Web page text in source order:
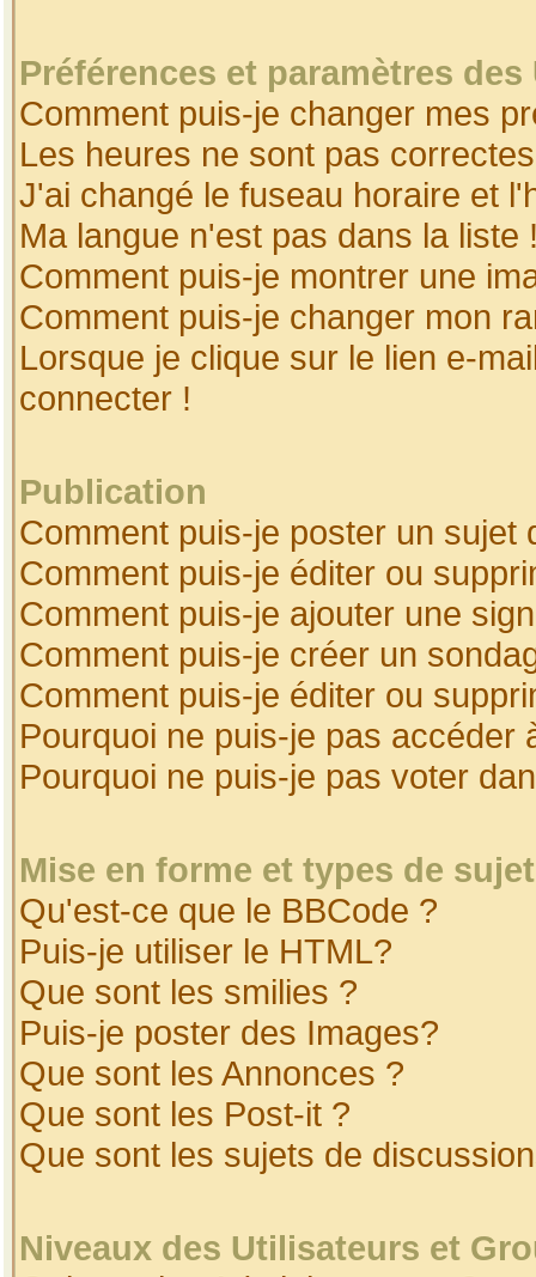
Préférences et paramètres
Comment puis-je changer mes
Les heures ne sont pas
J'ai changé le fuseau horaire et
Ma langue n'est pas dans la liste
Comment puis-je montrer une
Comment puis-je changer mon
Lorsque je clique sur le lien e-
connecter !
Publication
Comment puis-je poster un sujet
Comment puis-je éditer ou
Comment puis-je ajouter une
Comment puis-je créer un
Comment puis-je éditer ou
Pourquoi ne puis-je pas accéder
Pourquoi ne puis-je pas voter
Mise en forme et types de
Qu'est-ce que le BBCode ?
Puis-je utiliser le HTML?
Que sont les smilies ?
Puis-je poster des Images?
Que sont les Annonces ?
Que sont les Post-it ?
Que sont les sujets de
Niveaux des Utilisateurs et